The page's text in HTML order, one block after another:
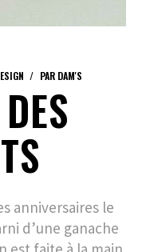
PAR DAM'S
anniversaires le
d’une ganache